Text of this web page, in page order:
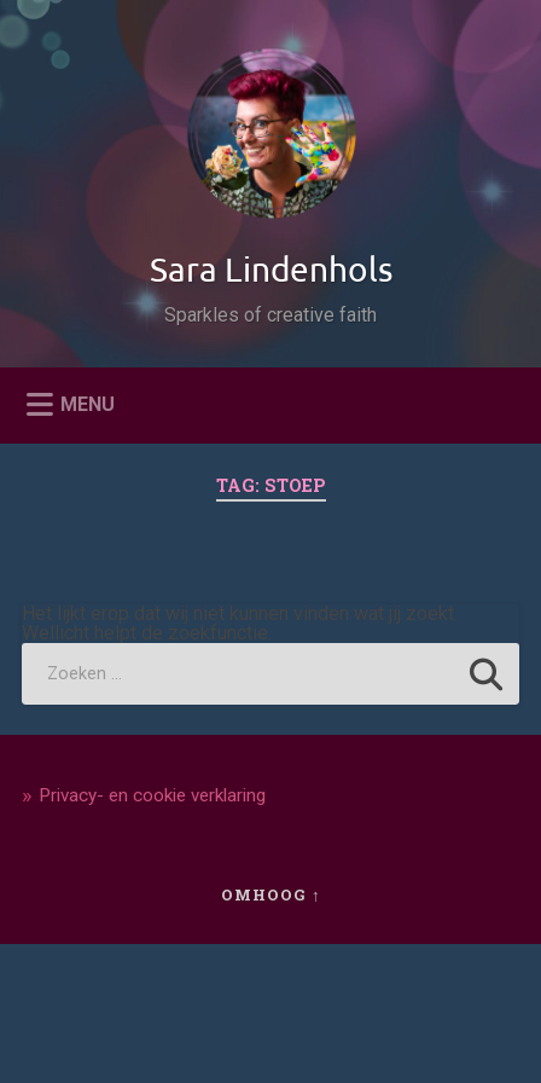
Naar
inhoud
Zoeken
Sara Lindenhols
Sparkles of creative faith
MENU
TAG: STOEP
Het lijkt erop dat wij niet kunnen vinden wat jij zoekt.
Wellicht helpt de zoekfunctie.
Privacy- en cookie verklaring
OMHOOG ↑